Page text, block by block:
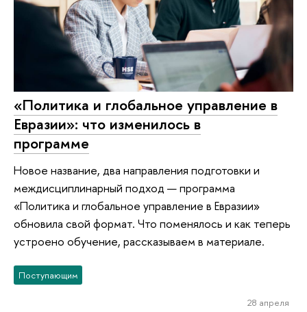
«Политика и глобальное управление в
Евразии»: что изменилось в
программе
Новое название, два направления подготовки и
междисциплинарный подход — программа
«Политика и глобальное управление в Евразии»
обновила свой формат. Что поменялось и как теперь
устроено обучение, рассказываем в материале.
Поступающим
28 апреля